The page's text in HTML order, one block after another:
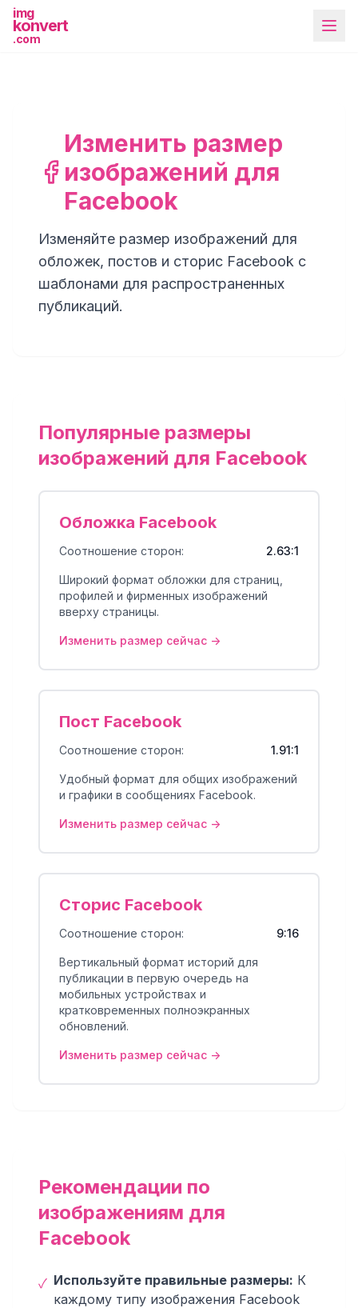
img
konvert
.com
Другие инструменты
Изменить размер
изображений для
Facebook
Изменяйте размер изображений для
обложек, постов и сторис Facebook с
шаблонами для распространенных
публикаций.
Популярные размеры
изображений для Facebook
Обложка Facebook
Соотношение сторон: 2.63:1
Широкий формат обложки для страниц,
профилей и фирменных изображений
вверху страницы.
Изменить размер сейчас ->
Пост Facebook
Соотношение сторон: 1.91:1
Удобный формат для общих изображений
и графики в сообщениях Facebook.
Изменить размер сейчас ->
Сторис Facebook
Соотношение сторон: 9:16
Вертикальный формат историй для
публикации в первую очередь на
мобильных устройствах и
кратковременных полноэкранных
обновлений.
Изменить размер сейчас ->
Рекомендации по
изображениям для
Facebook
✓ Используйте правильные размеры: К
каждому типу изображения Facebook